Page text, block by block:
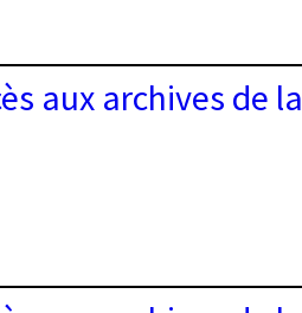
aux archives de la